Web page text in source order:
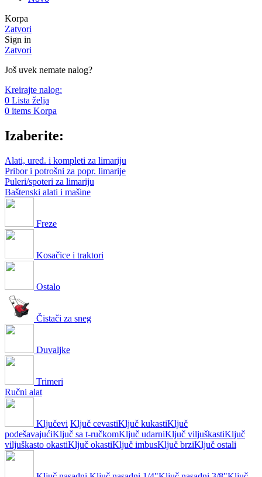
Korpa
Zatvori
Sign in
Zatvori
Još uvek nemate nalog?
Kreirajte nalog:
0 Lista želja
0 items Korpa
Izaberite:
Alati, uređ. i kompleti za limariju
Pribor i potrošni za popr. limarije
Puleri/spoteri za limariju
Baštenski alati i mašine
Freze
Kosačice i traktori
Ostalo
Čistači za sneg
Duvaljke
Trimeri
Ručni alat
Ključevi Ključ cevastiKljuč kukastiKljuč
podešavajućiKljuč sa t-ručkomKljuč udarniKljuč viljuškastiKljuč
viljuškasto okastiKljuč okastiKljuč imbusKljuč brziKljuč ostali